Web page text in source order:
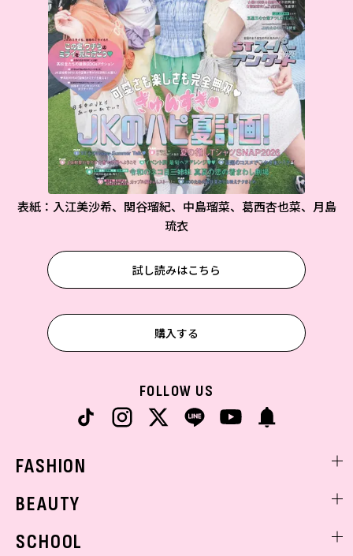
表紙：入江美沙希、関谷瑠紀、中島瑠菜、葛西杏也菜、月島
琉衣
試し読みはこちら
購入する
FOLLOW US
FASHION
着回し
BEAUTY
SCHOOL